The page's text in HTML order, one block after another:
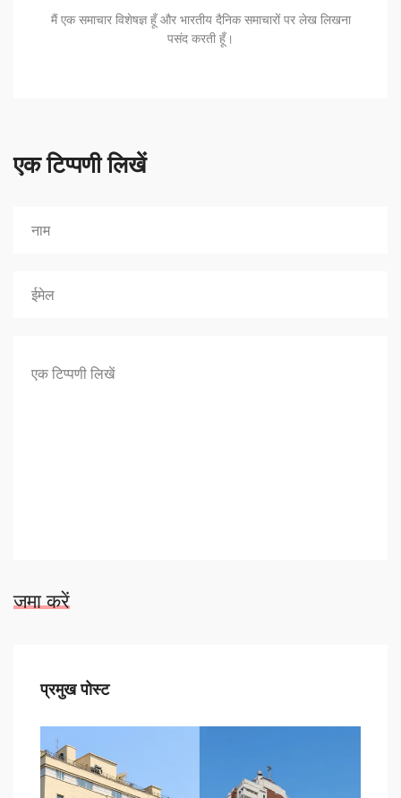
मैं एक समाचार विशेषज्ञ हूँ और भारतीय दैनिक समाचारों पर लेख लिखना
पसंद करती हूँ।
एक टिप्पणी लिखें
जमा करें
प्रमुख पोस्ट